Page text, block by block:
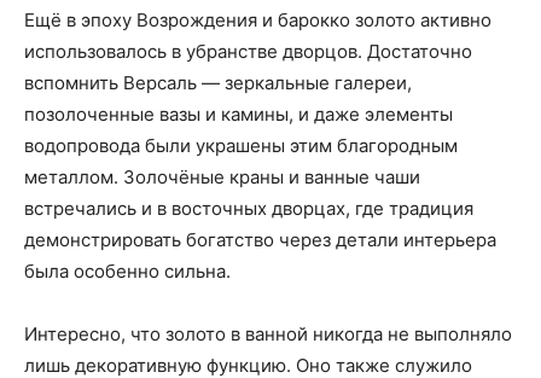
Ещё в эпоху Возрождения и барокко золото активно
использовалось в убранстве дворцов. Достаточно
вспомнить Версаль — зеркальные галереи,
позолоченные вазы и камины, и даже элементы
водопровода были украшены этим благородным
металлом. Золочёные краны и ванные чаши
встречались и в восточных дворцах, где традиция
демонстрировать богатство через детали интерьера
была особенно сильна.
Интересно, что золото в ванной никогда не выполняло
лишь декоративную функцию. Оно также служило